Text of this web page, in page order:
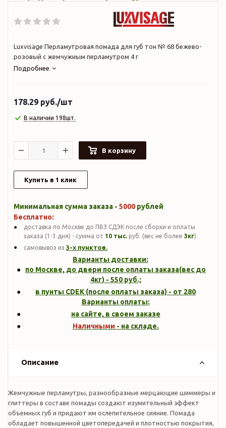
Luxvisage Перламутровая помада для губ тон № 68 бежево-
розовый с жемчужным перламутром 4 г
Подробнее
178.29 руб./шт
В наличии 198шт.
В корзину
Купить в 1 клик
Минимальная сумма заказа - 5000 рублей
Бесплатно:
доставка по Москве до ПВЗ СДЭК после сборки и оплаты
заказа (1-3 дня) - сумма от 10 тыс. руб. (вес не более 3кг)
самовывоз из 3-х пунктов.
Варианты доставки:
по Москве, до двери после оплаты заказа(вес до
4кг) - 550руб.;
в пунты CDEK (после оплаты заказа) - от 280
Варианты оплаты:
на сайте, в своем заказе
Наличными - на складе.
Описание
Жемчужные перламутры, разнообразные мерцающие шиммеры и
глиттеры в составе помады создают изумительный эффект
объемных губ и придают им ослепительное сияние. Помада
обладает повышенной цветопередачей и плотностью покрытия,